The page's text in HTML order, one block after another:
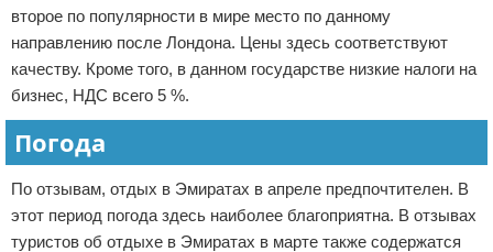
второе по популярности в мире место по данному
направлению после Лондона. Цены здесь соответствуют
качеству. Кроме того, в данном государстве низкие налоги на
бизнес, НДС всего 5 %.
Погода
По отзывам, отдых в Эмиратах в апреле предпочтителен. В
этот период погода здесь наиболее благоприятна. В отзывах
туристов об отдыхе в Эмиратах в марте также содержатся